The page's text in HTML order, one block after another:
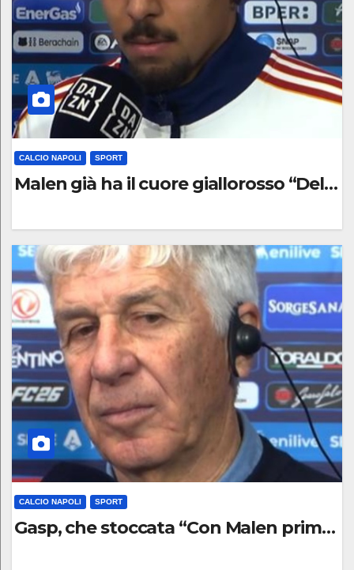
N
T
O
CALCIO NAPOLI SPORT
Malen già ha il cuore giallorosso
0
C
O
M
M
E
N
T
O
CALCIO NAPOLI SPORT
Gasp, che stoccata “Con Malen prima